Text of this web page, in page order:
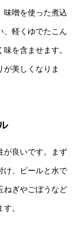
味噌を使った煮込
、軽くゆでたこん
を含ませます。
美しくなりま
が良いです。まず
け、ビールと水で
ねぎやごぼうなど
。